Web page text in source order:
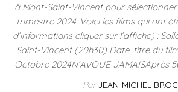
à Mont-Saint-Vincent pour
trimestre 2024. Voici les films qui ont
d’informations cliquer sur l’affiche) :
Saint-Vincent (20h30) Date, titre du
Octobre 2024N’AVOUE JAMAISAprès
ParJEAN-MICHEL